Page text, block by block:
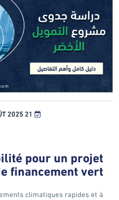
21 AOÛT 2025
pour un projet
financement vert
climatiques rapides et à